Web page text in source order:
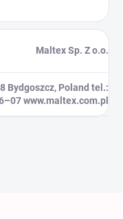
Maltex Sp. Z o.o.
Bydgoszcz, Poland tel.:
www.maltex.com.pl